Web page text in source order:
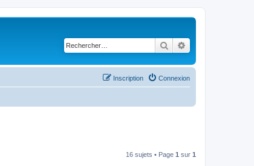
Rechercher
Connexion
Inscription
16 sujets • Page 1 sur 1